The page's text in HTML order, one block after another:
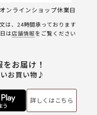
オンラインショップ休業日
は、24時間承っております
は店舗情報をご覧ください
お届け！
お買い物♪
詳しくはこちら